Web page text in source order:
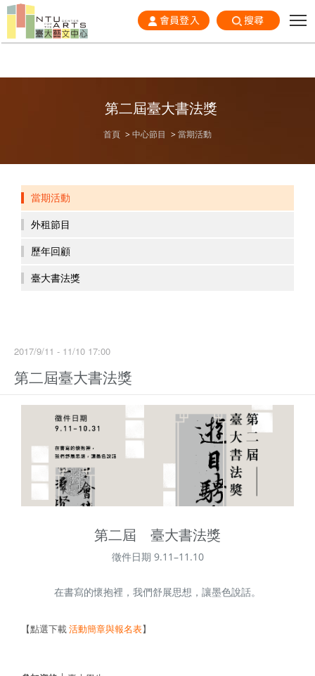
會員登入 搜尋
第二屆臺大書法獎
首頁 中心節目 當期活動
當期活動
外租節目
歷年回顧
臺大書法獎
2017/9/11 - 11/10 17:00
第二屆臺大書法獎
第二屆 臺大書法獎
徵件日期 9.11–11.10
在書寫的懷抱裡，我們舒展思想，讓墨色說話。
【點選下載活動簡章與報名表】